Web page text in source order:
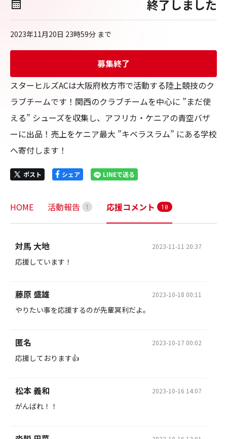
終了しました
2023年11月20日 23時59分 まで
募集終了
スターヒルズACは大阪府枚方市で活動する陸上競技のク
ラブチームです！関西のクラブチームを中心に ”まだ使
える” シューズを収集し、アフリカ・ケニアの青空バザ
ーに出品！売上をケニア最大 ”キベラスラム” にある学校
へ寄付します！
ポスト シェア LINEで送る
HOME 活動報告 1 応援コメント 10
対馬 大地 2023-11-11 20:37
応援しています！
藤原 盛雄 2023-10-18 00:11
やりたい事を応援するのが先輩冥利だよ。
匿名 2023-10-17 00:02
応援しております👍
松本 義和 2023-10-16 14:07
がんばれ！！